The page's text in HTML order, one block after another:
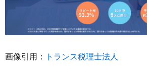
画像引用： トランス税理士法人